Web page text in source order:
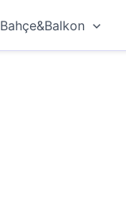
Bahçe&Balkon